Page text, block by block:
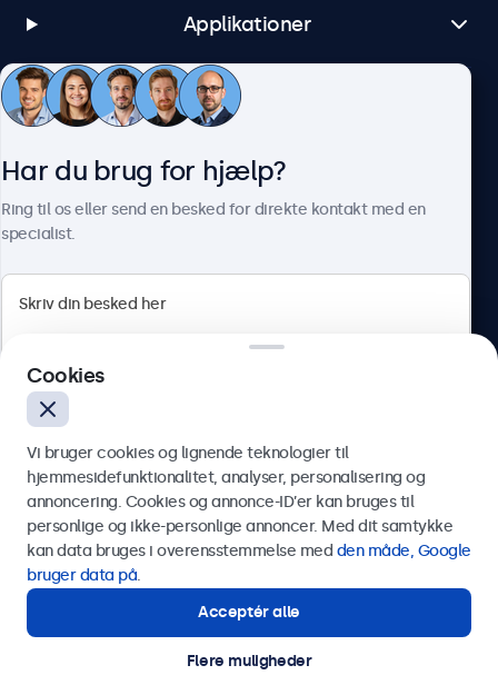
Applikationer
Kundeservice
Herstedøstervej 27-29, unit A, 2620 Albertslund, Danmark
Dansk
© 2026 Beetronics
Har du brug for hjælp?
Ring til os eller send en besked for direkte kontakt med en
specialist.
Send
Eller ring til os på
Kontakt vores specialister.
Cookies
Vi bruger cookies og lignende teknologier til
hjemmesidefunktionalitet, analyser, personalisering og
annoncering. Cookies og annonce-ID’er kan bruges til
personlige og ikke-personlige annoncer. Med dit samtykke
kan data bruges i overensstemmelse med den måde, Google
bruger data på.
Acceptér alle
Flere muligheder